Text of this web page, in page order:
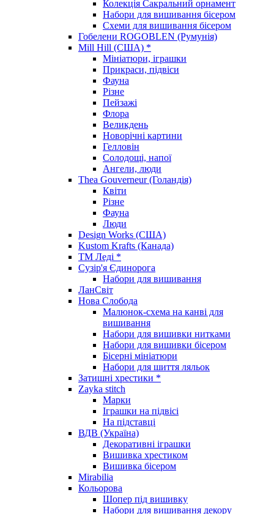
Колекція Сакральний орнамент
Набори для вишивання бісером
Схеми для вишивання бісером
Гобелени ROGOBLEN (Румунія)
Mill Hill (США) *
Мініатюри, іграшки
Прикраси, підвіси
Фауна
Різне
Пейзажі
Флора
Великдень
Новорічні картини
Гелловін
Солодощі, напої
Ангели, люди
Thea Gouverneur (Голандія)
Квіти
Різне
Фауна
Люди
Design Works (США)
Kustom Krafts (Канада)
ТМ Леді *
Сузір'я Єдинорога
Набори для вишивання
ЛанСвіт
Нова Слобода
Малюнок-схема на канві для
вишивання
Набори для вишивки нитками
Набори для вишивки бісером
Бісерні мініатюри
Набори для шиття ляльок
Затишні хрестики *
Zayka stitch
Марки
Іграшки на підвісі
На підставці
ВДВ (Україна)
Декоративні іграшки
Вишивка хрестиком
Вишивка бісером
Mirabilia
Кольорова
Шопер під вишивку
Набори для вишивання декору